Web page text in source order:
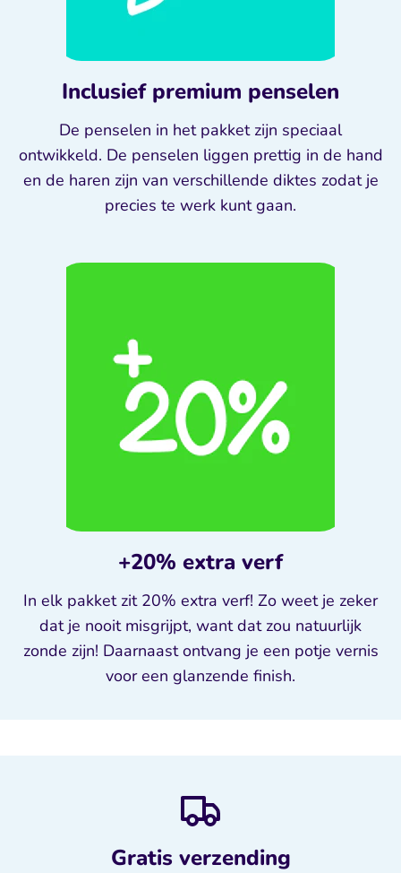
Inclusief premium penselen
De penselen in het pakket zijn speciaal
ontwikkeld. De penselen liggen prettig in de hand
en de haren zijn van verschillende diktes zodat je
precies te werk kunt gaan.
+20% extra verf
In elk pakket zit 20% extra verf! Zo weet je zeker
dat je nooit misgrijpt, want dat zou natuurlijk
zonde zijn! Daarnaast ontvang je een potje vernis
voor een glanzende finish.
Gratis verzending